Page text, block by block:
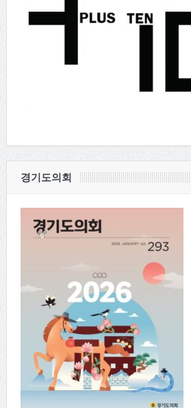
경기도의회